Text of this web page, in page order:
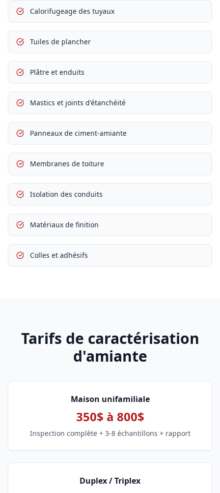
Calorifugeage des tuyaux
Tuiles de plancher
Plâtre et enduits
Mastics et joints d'étanchéité
Panneaux de ciment-amiante
Membranes de toiture
Isolation des conduits
Matériaux de finition
Colles et adhésifs
Tarifs de caractérisation
d'amiante
Maison unifamiliale
350$ à 800$
Inspection complète + 3-8 échantillons + rapport
Duplex / Triplex